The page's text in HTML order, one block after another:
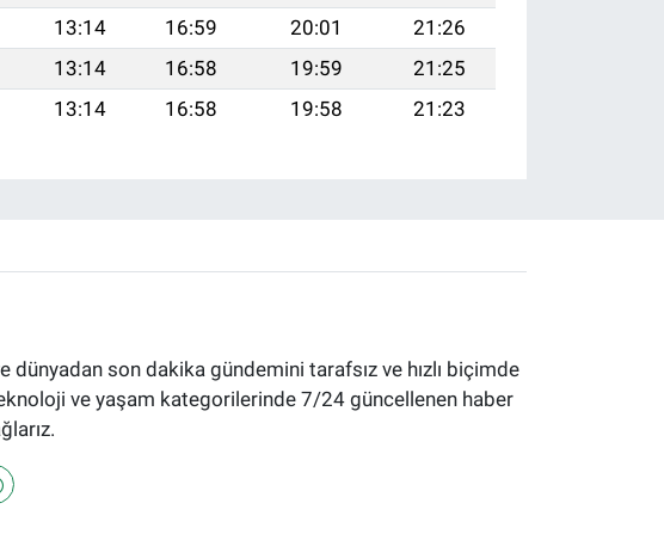
13:14 16:59 20:01
21:26
13:14 16:58 19:59
21:25
13:14 16:58 19:58 21:23
dünyadan son dakika gündemini tarafsız ve hızlı biçimde
ve yaşam kategorilerinde 7/24 güncellenen haber